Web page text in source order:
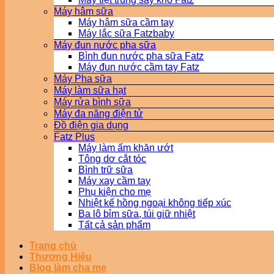
Máy hâm sữa
Máy hâm sữa cầm tay
Máy lắc sữa Fatzbaby
Máy đun nước pha sữa
Bình đun nước pha sữa Fatz
Máy đun nước cầm tay Fatz
Máy Pha sữa
Máy làm sữa hạt
Máy rửa bình sữa
Máy đa năng điện tử
Đồ điện gia dụng
Fatz Plus
Máy làm ấm khăn ướt
Tông dơ cắt tóc
Bình trữ sữa
Máy xay cầm tay
Phụ kiện cho mẹ
Nhiệt kế hồng ngoại không tiếp xúc
Ba lô bỉm sữa, túi giữ nhiệt
Tất cả sản phẩm
Trang chủ
Thương Hiệu
Blog làm cha mẹ